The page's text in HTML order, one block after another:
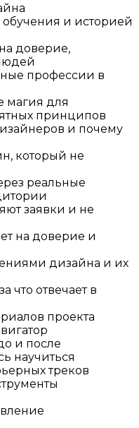
и историей
доверие,
профессии в
магия для
принципов
и почему
который не
реальные
заявки и не
на доверие и
дизайна и их
что отвечает в
проекта
и после
научиться
треков